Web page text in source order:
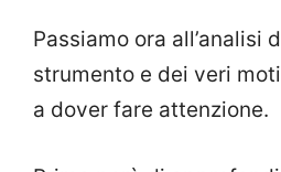
Passiamo ora all’analisi
strumento e dei veri
a dover fare attenzione.